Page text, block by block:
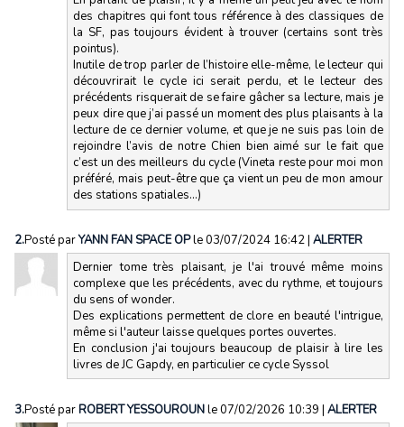
des chapitres qui font tous référence à des classiques de
la SF, pas toujours évident à trouver (certains sont très
pointus).
Inutile de trop parler de l’histoire elle-même, le lecteur qui
découvrirait le cycle ici serait perdu, et le lecteur des
précédents risquerait de se faire gâcher sa lecture, mais je
peux dire que j’ai passé un moment des plus plaisants à la
lecture de ce dernier volume, et que je ne suis pas loin de
rejoindre l’avis de notre Chien bien aimé sur le fait que
c’est un des meilleurs du cycle (Vineta reste pour moi mon
préféré, mais peut-être que ça vient un peu de mon amour
des stations spatiales…)
2.Posté parYANN FAN SPACE OPle 03/07/2024 16:42| ALERTER
Dernier tome très plaisant, je l'ai trouvé même moins
complexe que les précédents, avec du rythme, et toujours
du sens of wonder.
Des explications permettent de clore en beauté l'intrigue,
même si l'auteur laisse quelques portes ouvertes.
En conclusion j'ai toujours beaucoup de plaisir à lire les
livres de JC Gapdy, en particulier ce cycle Syssol
3.Posté parROBERT YESSOUROUNle 07/02/2026 10:39 | ALERTER